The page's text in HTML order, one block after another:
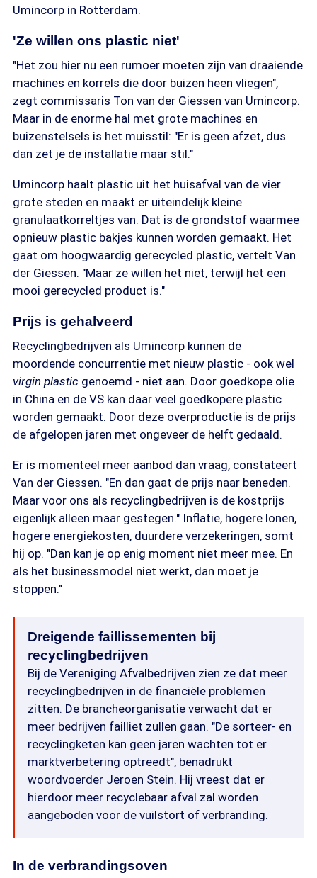
Umincorp in Rotterdam.
'Ze willen ons plastic niet'
"Het zou hier nu een rumoer moeten zijn van draaiende
machines en korrels die door buizen heen vliegen",
zegt commissaris Ton van der Giessen van Umincorp.
Maar in de enorme hal met grote machines en
buizenstelsels is het muisstil: "Er is geen afzet, dus
dan zet je de installatie maar stil."
Umincorp haalt plastic uit het huisafval van de vier
grote steden en maakt er uiteindelijk kleine
granulaatkorreltjes van. Dat is de grondstof waarmee
opnieuw plastic bakjes kunnen worden gemaakt. Het
gaat om hoogwaardig gerecycled plastic, vertelt Van
der Giessen. "Maar ze willen het niet, terwijl het een
mooi gerecycled product is."
Prijs is gehalveerd
Recyclingbedrijven als Umincorp kunnen de
moordende concurrentie met nieuw plastic - ook wel
virgin plastic genoemd - niet aan. Door goedkope olie
in China en de VS kan daar veel goedkopere plastic
worden gemaakt. Door deze overproductie is de prijs
de afgelopen jaren met ongeveer de helft gedaald.
Er is momenteel meer aanbod dan vraag, constateert
Van der Giessen. "En dan gaat de prijs naar beneden.
Maar voor ons als recyclingbedrijven is de kostprijs
eigenlijk alleen maar gestegen." Inflatie, hogere lonen,
hogere energiekosten, duurdere verzekeringen, somt
hij op. "Dan kan je op enig moment niet meer mee. En
als het businessmodel niet werkt, dan moet je
stoppen."
Dreigende faillissementen bij
recyclingbedrijven
Bij de Vereniging Afvalbedrijven zien ze dat meer
recyclingbedrijven in de financiële problemen
zitten. De brancheorganisatie verwacht dat er
meer bedrijven failliet zullen gaan. "De sorteer- en
recyclingketen kan geen jaren wachten tot er
marktverbetering optreedt", benadrukt
woordvoerder Jeroen Stein. Hij vreest dat er
hierdoor meer recyclebaar afval zal worden
aangeboden voor de vuilstort of verbranding.
In de verbrandingsoven